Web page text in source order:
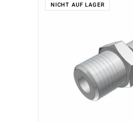
NICHT AUF LAGER
WEITERLESEN